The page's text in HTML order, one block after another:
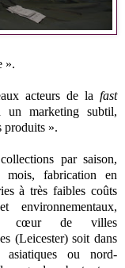
».
acteurs de la fast
marketing subtil,
produits ».
par saison,
mois, fabrication en
à très faibles coûts
environnementaux,
cœur de villes
(Leicester) soit dans
asiatiques ou nord-